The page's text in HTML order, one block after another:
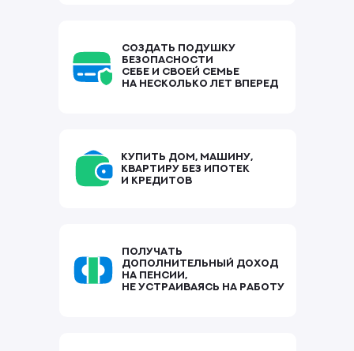
учеников. Пишет экспертные статьи
Forbes, banki.ru, Ведомости
Создать подушку
безопасности
себе и своей семье
на несколько лет вперед
Купить дом, машину,
квартиру БЕЗ ипотек
и кредитов
Получать
дополнительный доход
на пенсии,
не устраиваясь на работу